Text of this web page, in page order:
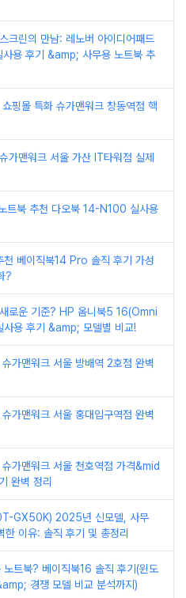
크린의 만남: 레노버 아이디어패드
용 후기 &amp; 사무용 노트북 추
핑몰 특화 슈가맨워크 창동역점 핵
가맨워크 서울 가산 IT타워점 실제
트북 추천 다오북 14-N100 실사용
베이직북14 Pro 솔직 후기 가성
?
로운 기준? HP 옴니북5 16(Omni
용 후기 &amp; 모델별 비교!
가맨워크 서울 방배역 2호점 완벽
가맨워크 서울 홍대입구역점 완벽
가맨워크 서울 천호역점 가격&mid
완벽 정리
GX50K) 2025년 신모델, 사무
한 이유: 솔직 후기 및 총정리
트북? 베이직북16 솔직 후기(윈도
경쟁 모델 비교 분석까지)